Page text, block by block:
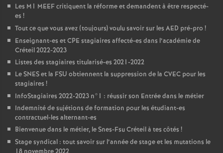
Les M1 MEEFcritiquent la réforme et demandent à être respecté-
es !
Tout ce que vous avez (toujours) voulu savoir sur les AED pré-pro !
Enseignant-es etCPE stagiaires affecté-es dans l’académie de
Créteil 2022-2023
Listes des stagiaires titularisé-es 2021-2022
LeSNESet la FSU obtiennent la suppression de la CVEC pour les
stagiaires !
InfoStagiaires 2022-2023 n°1 : réussir son Entrée dans le métier
Indemnité de sujétions de formation pour les étudiant-es
contractuel-les alternant-es
Bienvenue dans le métier, le Snes-Fsu Créteil à tes côtés !
Stage syndical : tout savoir sur l’année de stage et les mutations le